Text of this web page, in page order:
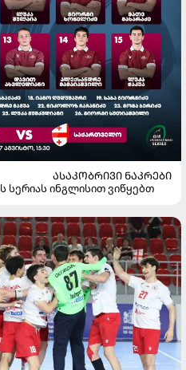
ᲐᲡᲐᲙᲝᲑᲠᲘᲕᲘ ᲜᲐᲙᲠᲔᲑᲘ
სერიას ინგლისით ვიწყებთ